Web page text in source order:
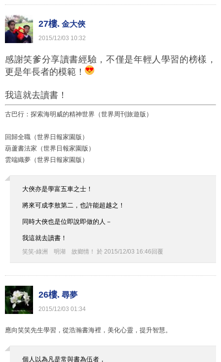
27樓. 金大俠
2015/12/03 10:32
感謝笑爹分享讀書經驗，不僅是年輕人學習的榜樣，
更是年長者的模範！
我這就去讀書！
古巴行：探索海明威的精神世界（世界周刊旅遊版）
回歸全職（世界日報家園版）
葫蘆書法家（世界日報家園版）
雲端織夢（世界日報家園版）
大俠亦是學富五車之士！
將來可成李敖第二，也許能超越之！
同時大俠也是位即說即做的人－
我這就去讀書！
笑笑-綠洲 明湖 故鄉情！ 於 2015/12/03 16:46 回覆
26樓. 尋夢
2015/12/03 01:34
應向笑笑先生學習，從浩瀚書海裡，美化心靈，提升智慧。
個人以為凡是常與書為伍者，